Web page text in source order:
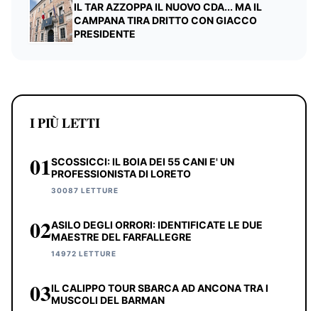
IL TAR AZZOPPA IL NUOVO CDA... MA IL
CAMPANA TIRA DRITTO CON GIACCO
PRESIDENTE
I PIÙ LETTI
01SCOSSICCI: IL BOIA DEI 55 CANI E' UN
PROFESSIONISTA DI LORETO
30087 LETTURE
02ASILO DEGLI ORRORI: IDENTIFICATE LE DUE
MAESTRE DEL FARFALLEGRE
14972 LETTURE
03IL CALIPPO TOUR SBARCA AD ANCONA TRA I
MUSCOLI DEL BARMAN